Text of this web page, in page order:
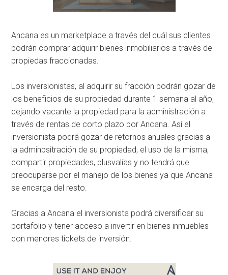
Ancana es un marketplace a través del cuál sus clientes
podrán comprar adquirir bienes inmobiliarios a través de
propiedas fraccionadas.
Los inversionistas, al adquirir su fracción podrán gozar de
los beneficios de su propiedad durante 1 semana al año,
dejando vacante la propiedad para la administración a
través de rentas de corto plazo por Ancana. Así el
inversionista podrá gozar de retornos anuales gracias a
la adminbsitración de su propiedad, el uso de la misma,
compartir propiedades, plusvalías y no tendrá que
preocuparse por el manejo de los bienes ya que Ancana
se encarga del resto.
Gracias a Ancana el inversionista podrá diversificar su
portafolio y tener acceso a invertir en bienes inmuebles
con menores tickets de inversión.